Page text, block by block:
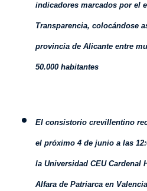
indicadores marcados por el
Transparencia, colocándose
provincia de Alicante entre
50.000 habitantes
El consistorio crevillentino
el próximo 4 de junio a las
la Universidad CEU Cardenal
Alfara de Patriarca en Valencia